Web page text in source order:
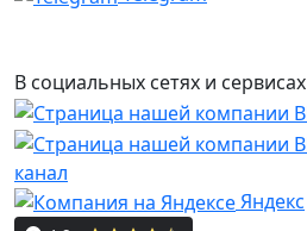
В социальных сетях и сервисах
канал
Яндекс